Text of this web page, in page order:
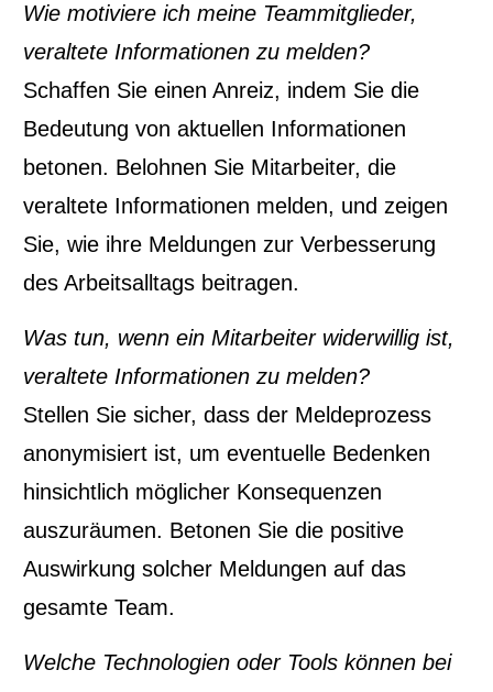
Wie motiviere ich meine Teammitglieder,
veraltete Informationen zu melden?
Schaffen Sie einen Anreiz, indem Sie die
Bedeutung von aktuellen Informationen
betonen. Belohnen Sie Mitarbeiter, die
veraltete Informationen melden, und zeigen
Sie, wie ihre Meldungen zur Verbesserung
des Arbeitsalltags beitragen.
Was tun, wenn ein Mitarbeiter widerwillig ist,
veraltete Informationen zu melden?
Stellen Sie sicher, dass der Meldeprozess
anonymisiert ist, um eventuelle Bedenken
hinsichtlich möglicher Konsequenzen
auszuräumen. Betonen Sie die positive
Auswirkung solcher Meldungen auf das
gesamte Team.
Welche Technologien oder Tools können bei